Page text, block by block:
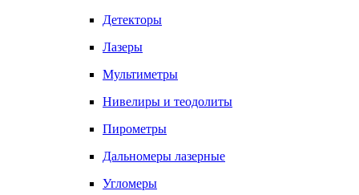
Детекторы
Лазеры
Мультиметры
Нивелиры и теодолиты
Пирометры
Дальномеры лазерные
Угломеры